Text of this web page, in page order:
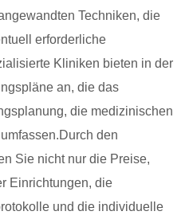
Techniken, die
erforderliche
Kliniken bieten in der
an, die das
die medizinischen
den
Sie nicht nur die Preise,
Einrichtungen, die
und die individuelle